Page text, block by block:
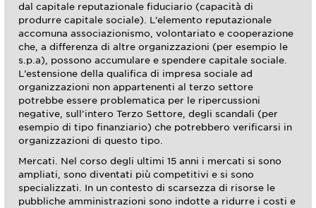
dal capitale reputazionale fiduciario (capacità di
produrre capitale sociale). L’elemento reputazionale
accomuna associazionismo, volontariato e cooperazione
che, a differenza di altre organizzazioni (per esempio le
s.p.a), possono accumulare e spendere capitale sociale.
L’estensione della qualifica di impresa sociale ad
organizzazioni non appartenenti al terzo settore
potrebbe essere problematica per le ripercussioni
negative, sull’intero Terzo Settore, degli scandali (per
esempio di tipo finanziario) che potrebbero verificarsi in
organizzazioni di questo tipo.
Mercati. Nel corso degli ultimi 15 anni i mercati si sono
ampliati, sono diventati più competitivi e si sono
specializzati. In un contesto di scarsezza di risorse le
pubbliche amministrazioni sono indotte a ridurre i costi e